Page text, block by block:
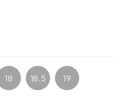
18 18.5 19